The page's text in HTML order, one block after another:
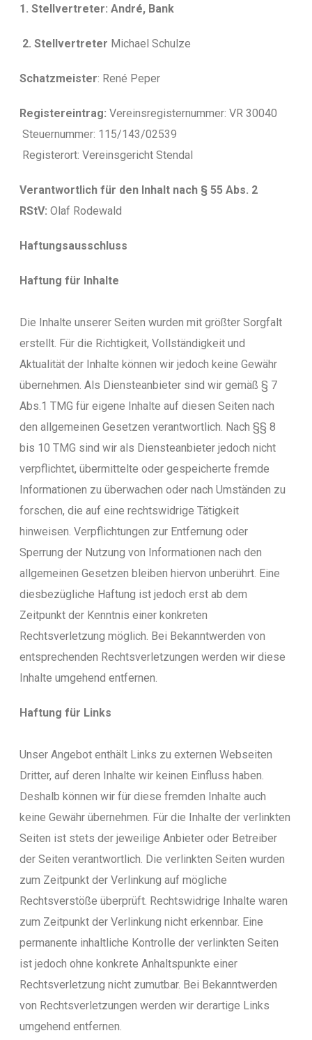
1. Stellvertreter: André, Bank
2. Stellvertreter Michael Schulze
Schatzmeister: René Peper
Registereintrag: Vereinsregisternummer: VR 30040
Steuernummer: 115/143/02539
Registerort: Vereinsgericht Stendal
Verantwortlich für den Inhalt nach § 55 Abs. 2
RStV: Olaf Rodewald
Haftungsausschluss
Haftung für Inhalte
Die Inhalte unserer Seiten wurden mit größter Sorgfalt
erstellt. Für die Richtigkeit, Vollständigkeit und
Aktualität der Inhalte können wir jedoch keine Gewähr
übernehmen. Als Diensteanbieter sind wir gemäß § 7
Abs.1 TMG für eigene Inhalte auf diesen Seiten nach
den allgemeinen Gesetzen verantwortlich. Nach §§ 8
bis 10 TMG sind wir als Diensteanbieter jedoch nicht
verpflichtet, übermittelte oder gespeicherte fremde
Informationen zu überwachen oder nach Umständen zu
forschen, die auf eine rechtswidrige Tätigkeit
hinweisen. Verpflichtungen zur Entfernung oder
Sperrung der Nutzung von Informationen nach den
allgemeinen Gesetzen bleiben hiervon unberührt. Eine
diesbezügliche Haftung ist jedoch erst ab dem
Zeitpunkt der Kenntnis einer konkreten
Rechtsverletzung möglich. Bei Bekanntwerden von
entsprechenden Rechtsverletzungen werden wir diese
Inhalte umgehend entfernen.
Haftung für Links
Unser Angebot enthält Links zu externen Webseiten
Dritter, auf deren Inhalte wir keinen Einfluss haben.
Deshalb können wir für diese fremden Inhalte auch
keine Gewähr übernehmen. Für die Inhalte der verlinkten
Seiten ist stets der jeweilige Anbieter oder Betreiber
der Seiten verantwortlich. Die verlinkten Seiten wurden
zum Zeitpunkt der Verlinkung auf mögliche
Rechtsverstöße überprüft. Rechtswidrige Inhalte waren
zum Zeitpunkt der Verlinkung nicht erkennbar. Eine
permanente inhaltliche Kontrolle der verlinkten Seiten
ist jedoch ohne konkrete Anhaltspunkte einer
Rechtsverletzung nicht zumutbar. Bei Bekanntwerden
von Rechtsverletzungen werden wir derartige Links
umgehend entfernen.